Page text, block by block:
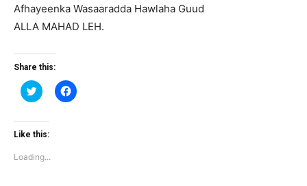
Afhayeenka Wasaaradda Hawlaha Guud
ALLA MAHAD LEH.
Share this:
Click
to
Twitter
(Opens
window)
Click
to
Like this:
Loading...